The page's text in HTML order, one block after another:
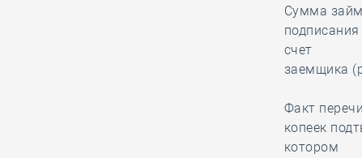
Сумма
счет
заемщика
Факт
копеек
котором